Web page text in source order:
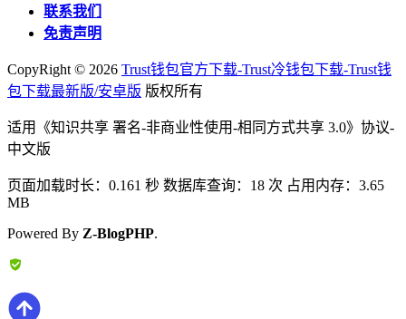
联系我们
免责声明
CopyRight © 2026 Trust钱包官方下载-Trust冷钱包下载-Trust钱
包下载最新版/安卓版 版权所有
适用《知识共享 署名-非商业性使用-相同方式共享 3.0》协议-
中文版
页面加载时长：0.161 秒 数据库查询：18 次 占用内存：3.65
MB
Powered By Z-BlogPHP.